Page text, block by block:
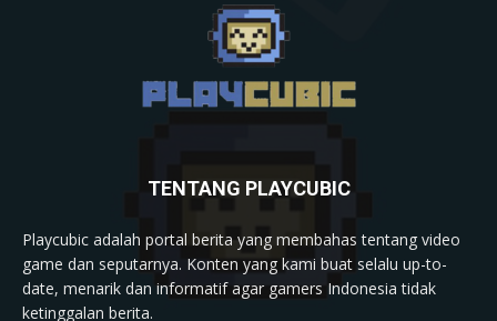
TENTANG PLAYCUBIC
Playcubic adalah portal berita yang membahas tentang video
game dan seputarnya. Konten yang kami buat selalu up-to-
date, menarik dan informatif agar gamers Indonesia tidak
ketinggalan berita.